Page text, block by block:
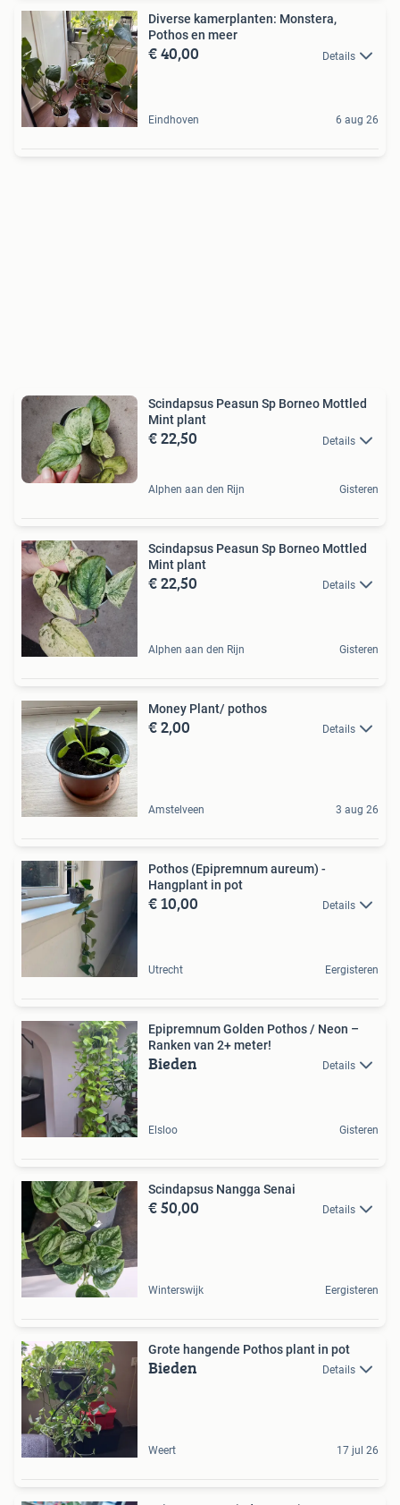
Diverse kamerplanten: Monstera,
Pothos en meer
€ 40,00 Details
Eindhoven 6 aug 26
Scindapsus Peasun Sp Borneo Mottled
Mint plant
€ 22,50 Details
Alphen aan den Rijn Gisteren
Scindapsus Peasun Sp Borneo Mottled
Mint plant
€ 22,50 Details
Alphen aan den Rijn Gisteren
Money Plant/ pothos
€ 2,00 Details
Amstelveen 3 aug 26
Pothos (Epipremnum aureum) -
Hangplant in pot
€ 10,00 Details
Utrecht Eergisteren
Epipremnum Golden Pothos / Neon –
Ranken van 2+ meter!
Bieden Details
Elsloo Gisteren
Scindapsus Nangga Senai
€ 50,00 Details
Winterswijk Eergisteren
Grote hangende Pothos plant in pot
Bieden Details
Weert 17 jul 26